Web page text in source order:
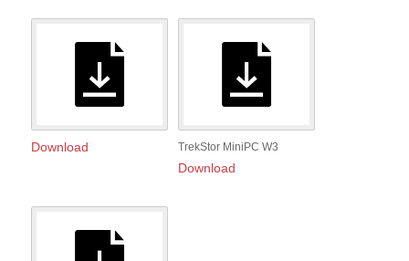
Download TrekStor MiniPC W3
Download